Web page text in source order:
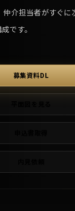
仲介担当者がすぐに
です。
募集資料DL